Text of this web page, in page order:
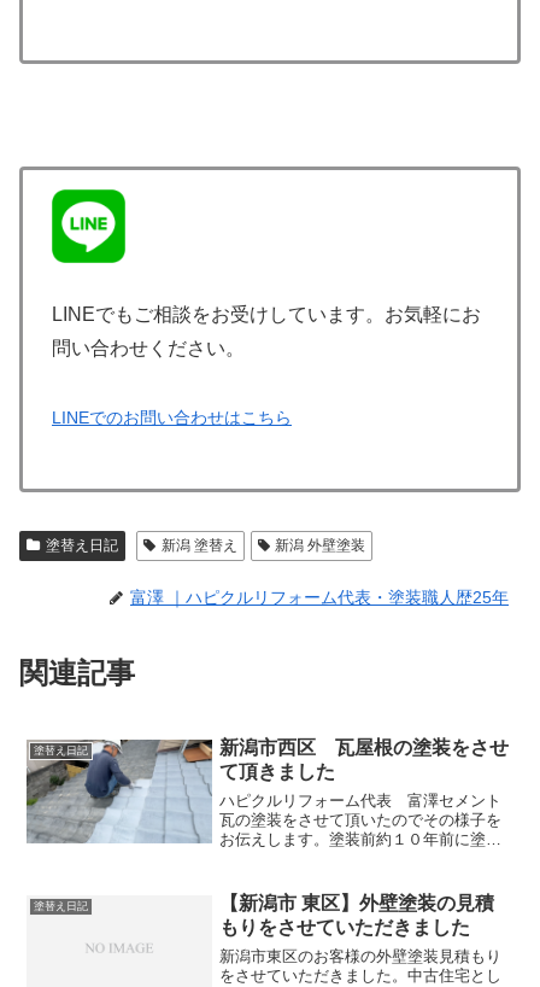
LINEでもご相談をお受けしています。お気軽にお
問い合わせください。
LINEでのお問い合わせはこちら
塗替え日記 新潟 塗替え 新潟 外壁塗装
富澤 ｜ハピクルリフォーム代表・塗装職人歴25年
関連記事
塗替え日記
新潟市西区 瓦屋根の塗装をさせ
て頂きました
ハピクルリフォーム代表 富澤セメント
瓦の塗装をさせて頂いたのでその様子を
お伝えします。塗装前約１０年前に塗装
がれたり、セメント瓦の地が出ている状
態でした。セメント瓦は１...
塗替え日記
【新潟市 東区】外壁塗装の見積
もりをさせていただきました
新潟市東区のお客様の外壁塗装見積もり
をさせていただきました。中古住宅とし